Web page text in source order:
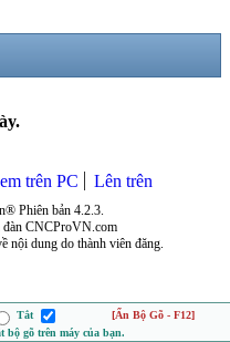
trên PC Lên trên
Phiên bản 4.2.3.
đàn CNCProVN.com
nội dung do thành viên đăng.
Tắt
[Ẩn Bộ Gõ - F12]
bộ gõ trên máy của bạn.